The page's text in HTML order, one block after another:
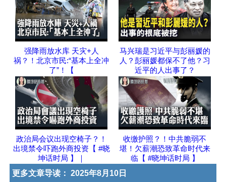
强降雨放水库 天灾+人
祸？！北京市民:“基本上全冲
了”！【
马兴瑞是习近平与彭丽媛的
人？彭丽媛都保不了他？习
近平的人出事了？
政治局会议出现空椅子？！
出境禁令吓跑外商投资【 #晓
坤话时局 】｜
收缴护照？！中共脆弱不
堪！欠薪潮恐致革命时代来
临【 #晓坤话时局 】
更多文章导读： 2025年8月10日